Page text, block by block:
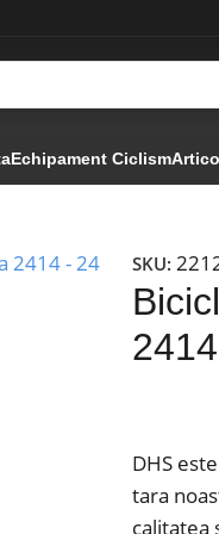
Echipament Ciclism
SKU:
DHS
tara
calitatea